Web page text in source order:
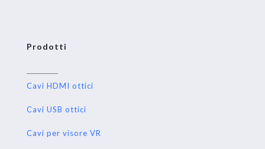
Prodotti
Cavi HDMI ottici
Cavi USB ottici
Cavi per visore VR